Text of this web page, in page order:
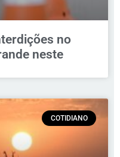
no
neste
COTIDIANO